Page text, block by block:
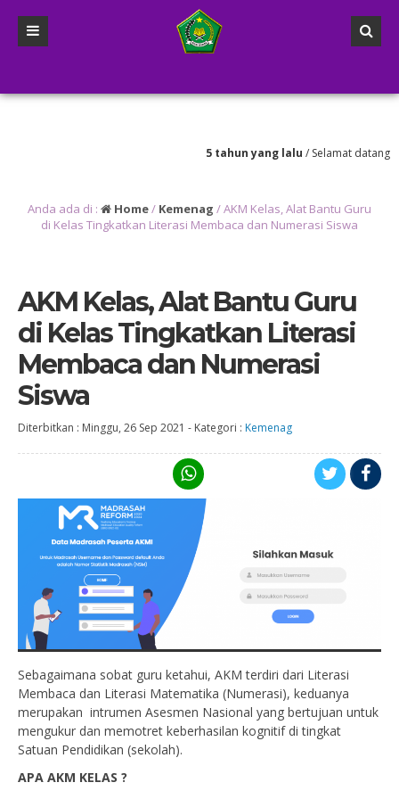
5 tahun yang lalu/ Selamat datang di
Anda ada di : Home/ Kemenag /AKM Kelas, Alat Bantu Guru
di Kelas Tingkatkan Literasi Membaca dan Numerasi Siswa
AKM Kelas, Alat Bantu Guru
di Kelas Tingkatkan Literasi
Membaca dan Numerasi
Siswa
Diterbitkan : Minggu, 26 Sep 2021 - Kategori : Kemenag
Sebagaimana sobat guru ketahui, AKM terdiri dari Literasi
Membaca dan Literasi Matematika (Numerasi), keduanya
merupakan intrumen Asesmen Nasional yang bertujuan untuk
mengukur dan memotret keberhasilan kognitif di tingkat
Satuan Pendidikan (sekolah).
APA AKM KELAS ?